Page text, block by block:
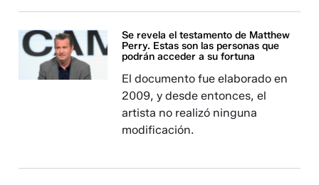
Se revela el testamento de Matthew
Perry. Estas son las personas que
podrán acceder a su fortuna
El documento fue elaborado en
2009, y desde entonces, el
artista no realizó ninguna
modificación.